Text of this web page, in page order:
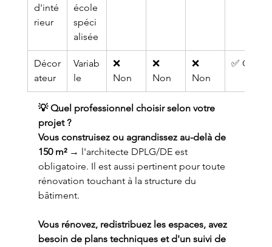
d'inté
rieur
école
spéci
alisée
Décor
ateur
Variab
le
❌
Non
❌
Non
❌
Non
✅ Oui
💡 Quel professionnel choisir selon votre
projet ?
Vous construisez ou agrandissez au-delà de
150 m² → l'architecte DPLG/DE est
obligatoire. Il est aussi pertinent pour toute
rénovation touchant à la structure du
bâtiment.
Vous rénovez, redistribuez les espaces, avez
besoin de plans techniques et d'un suivi de